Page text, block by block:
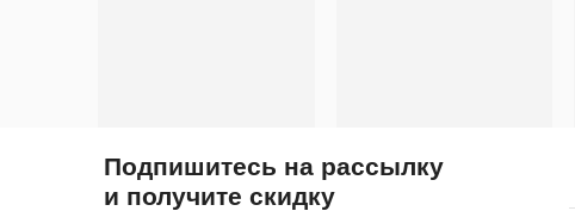
Подпишитесь на рассылку
и получите скидку